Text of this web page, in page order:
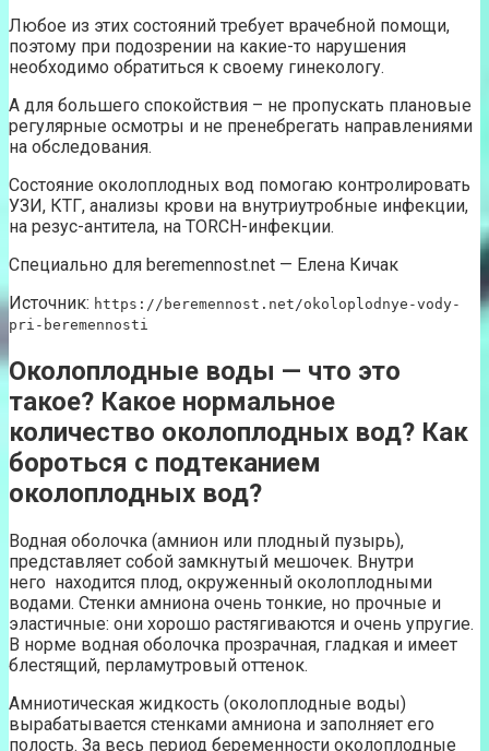
Любое из этих состояний требует врачебной помощи,
поэтому при подозрении на какие-то нарушения
необходимо обратиться к своему гинекологу.
А для большего спокойствия – не пропускать плановые
регулярные осмотры и не пренебрегать направлениями
на обследования.
Состояние околоплодных вод помогаю контролировать
УЗИ, КТГ, анализы крови на внутриутробные инфекции,
на резус-антитела, на TORCH-инфекции.
Специально для beremennost.net — Елена Кичак
Источник: https://beremennost.net/okoloplodnye-vody-
pri-beremennosti
Околоплодные воды — что это
такое? Какое нормальное
количество околоплодных вод? Как
бороться с подтеканием
околоплодных вод?
Водная оболочка (амнион или плодный пузырь),
представляет собой замкнутый мешочек. Внутри
него находится плод, окруженный околоплодными
водами. Стенки амниона очень тонкие, но прочные и
эластичные: они хорошо растягиваются и очень упругие.
В норме водная оболочка прозрачная, гладкая и имеет
блестящий, перламутровый оттенок.
Амниотическая жидкость (околоплодные воды)
вырабатывается стенками амниона и заполняет его
полость. За весь период беременности околоплодные